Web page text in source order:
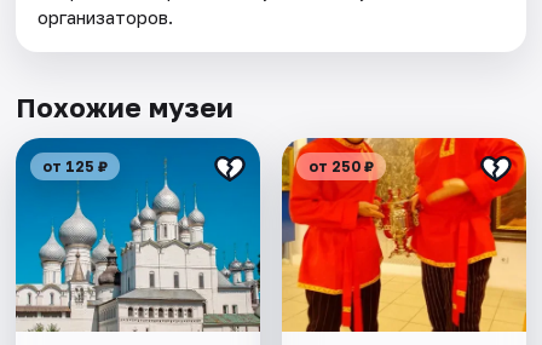
организаторов.
Похожие музеи
от 125 ₽ от 250 ₽